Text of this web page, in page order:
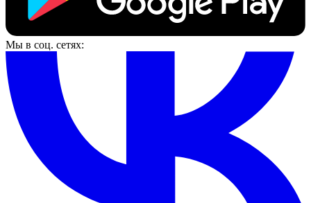
Мы в соц. сетях: